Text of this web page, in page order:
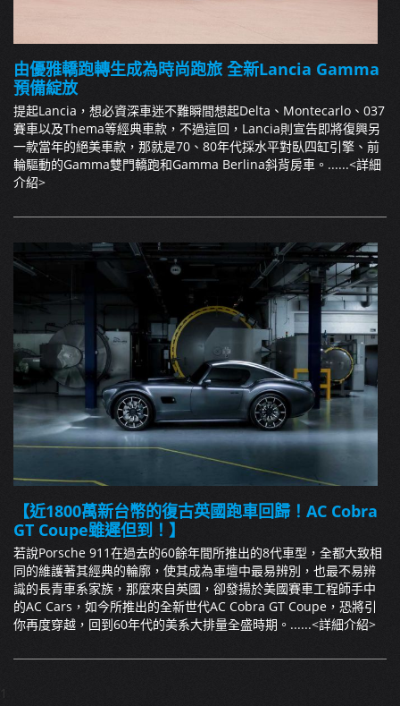
由優雅轎跑轉生成為時尚跑旅 全新Lancia Gamma
預備綻放
提起Lancia，想必資深車迷不難瞬間想起Delta、Montecarlo、037
賽車以及Thema等經典車款，不過這回，Lancia則宣告即將復興另
一款當年的絕美車款，那就是70、80年代採水平對臥四缸引擎、前
輪驅動的Gamma雙門轎跑和Gamma Berlina斜背房車。......<詳細
介紹>
【近1800萬新台幣的復古英國跑車回歸！AC Cobra
GT Coupe雖遲但到！】
若說Porsche 911在過去的60餘年間所推出的8代車型，全都大致相
同的維護著其經典的輪廓，使其成為車壇中最易辨別，也最不易辨
識的長青車系家族，那麼來自英國，卻發揚於美國賽車工程師手中
的AC Cars，如今所推出的全新世代AC Cobra GT Coupe，恐將引
你再度穿越，回到60年代的美系大排量全盛時期。......<詳細介紹>